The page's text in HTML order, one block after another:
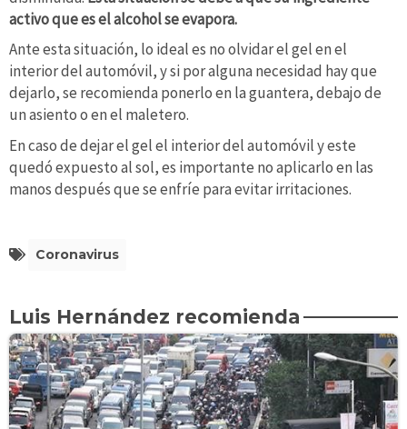
activo que es el alcohol se evapora.
Ante esta situación, lo ideal es no olvidar el gel en el
interior del automóvil, y si por alguna necesidad hay que
dejarlo, se recomienda ponerlo en la guantera, debajo de
un asiento o en el maletero.
En caso de dejar el gel el interior del automóvil y este
quedó expuesto al sol, es importante no aplicarlo en las
manos después que se enfríe para evitar irritaciones.
Coronavirus
Luis Hernández recomienda